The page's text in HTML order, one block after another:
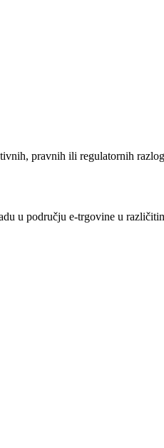
pravnih ili regulatornih
u području e-trgovine u